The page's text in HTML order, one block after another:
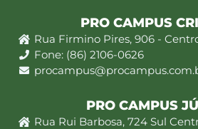
PRO CAMPUS
Rua Firmino Pires, 906 -
Fone: (86) 2106-0626
PRO CAMPUS
Rua Rui Barbosa, 724 Sul